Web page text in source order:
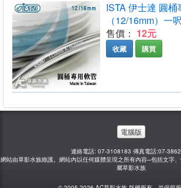
ISTA 伊士達 圓桶
（12/16mm）一呎
售價： 12元
收藏 購買
電腦版
連絡電話: 07-3108183 傳真電話:07-
網站由草影水族維護。網站內以任何媒體呈現之所有內容─包括文字
屬草影水族